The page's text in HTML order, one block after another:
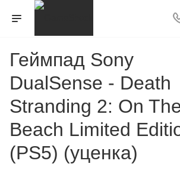
Геймпад Sony
DualSense - Death
Stranding 2: On
Beach Limited
(PS5) (уценка)